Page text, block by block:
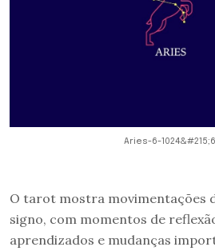
Aries-6-
O tarot mostra movimentações
signo, com momentos de
aprendizados e mudanças